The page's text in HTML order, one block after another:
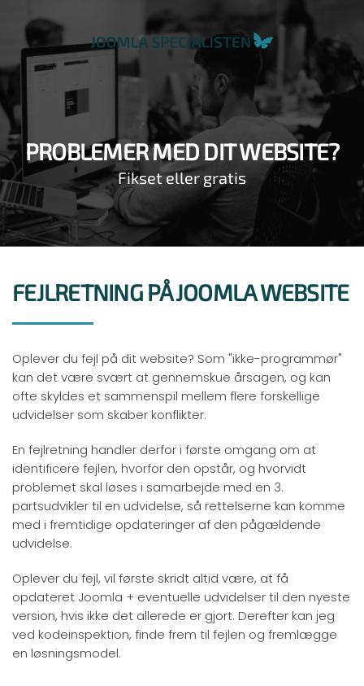
PROBLEMER MED DIT WEBSITE?
Fikset eller gratis
FEJLRETNING PÅ JOOMLA WEBSITE
Oplever du fejl på dit website? Som "ikke-programmør"
kan det være svært at gennemskue årsagen, og kan
ofte skyldes et sammenspil mellem flere forskellige
udvidelser som skaber konflikter.
En fejlretning handler derfor i første omgang om at
identificere fejlen, hvorfor den opstår, og hvorvidt
problemet skal løses i samarbejde med en 3.
partsudvikler til en udvidelse, så rettelserne kan komme
med i fremtidige opdateringer af den pågældende
udvidelse.
Oplever du fejl, vil første skridt altid være, at få
opdateret Joomla + eventuelle udvidelser til den nyeste
version, hvis ikke det allerede er gjort. Derefter kan jeg
ved kodeinspektion, finde frem til fejlen og fremlægge
en løsningsmodel.